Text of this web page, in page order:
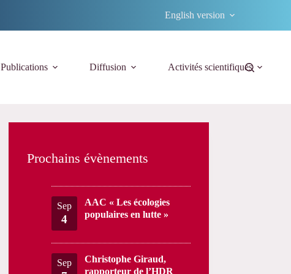
English version
Publications Diffusion Activités scientifiques
Prochains évènements
Sep
4
AAC « Les écologies
populaires en lutte »
Sep
Christophe Giraud,
rapporteur de l’HDR